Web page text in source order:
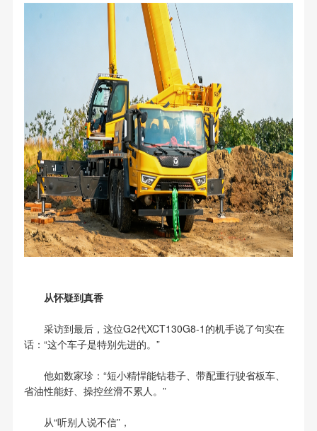
从怀疑到真香
采访到最后，这位G2代XCT130G8-1的机手说了句实在
话：“这个车子是特别先进的。”
他如数家珍：“短小精悍能钻巷子、带配重行驶省板车、
省油性能好、操控丝滑不累人。”
从“听别人说不信”，